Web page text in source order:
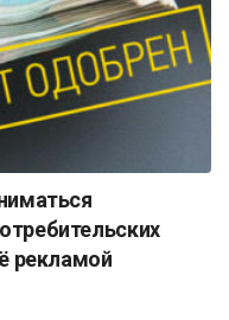
рекламой